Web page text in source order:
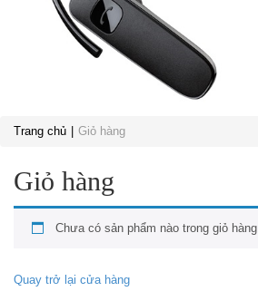
Trang chủ Giỏ hàng
Giỏ hàng
Chưa có sản phẩm nào trong giỏ hàng.
Quay trở lại cửa hàng